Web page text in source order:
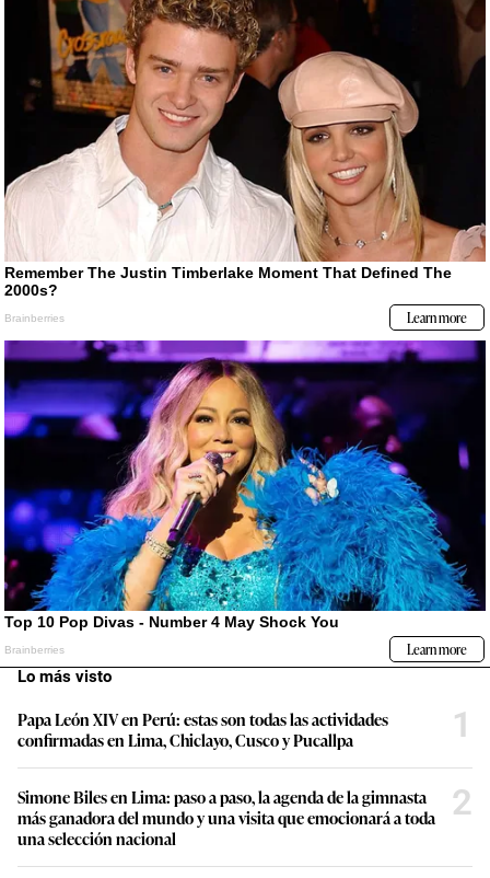
Lo más visto
Papa León XIV en Perú: estas son todas las actividades
confirmadas en Lima, Chiclayo, Cusco y Pucallpa
1
Simone Biles en Lima: paso a paso, la agenda de la gimnasta
más ganadora del mundo y una visita que emocionará a toda
una selección nacional
2